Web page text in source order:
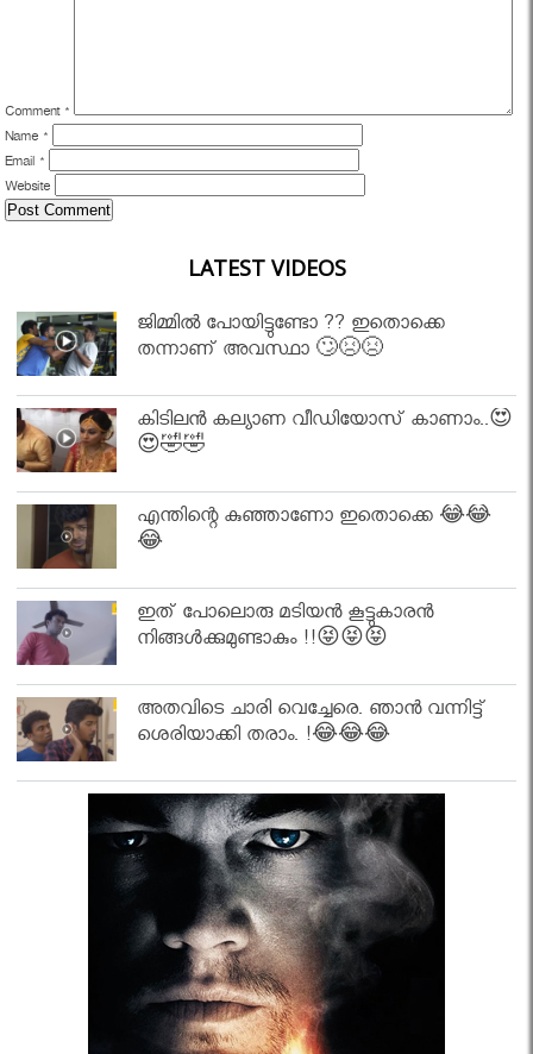
Comment *
Name *
Email *
Website
LATEST VIDEOS
ജിമ്മിൽ പോയിട്ടുണ്ടോ ?? ഇതൊക്കെ
തന്നാണ് അവസ്ഥാ 🙄😣😣
കിടിലൻ കല്യാണ വീഡിയോസ് കാണാം..😍
😍🤣🤣
എന്തിന്റെ കുഞ്ഞാണോ ഇതൊക്കെ 😂😂
😂
ഇത് പോലൊരു മടിയൻ കൂട്ടുകാരൻ
നിങ്ങൾക്കുമുണ്ടാകും !!😝😝😝
അതവിടെ ചാരി വെച്ചേരെ. ഞാൻ വന്നിട്ട്
ശെരിയാക്കി തരാം. !😂😂😂